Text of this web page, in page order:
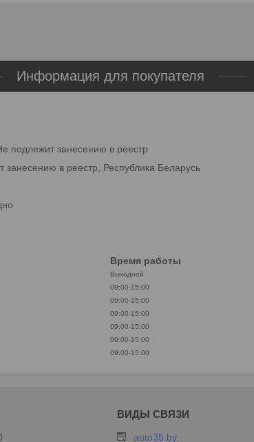
Информация для покупателя
подлежит занесению в реестр
в реестр, Республика Беларусь
Время работы
Выходной
09:00-15:00
09:00-15:00
09:00-15:00
09:00-15:00
09:00-15:00
09:00-15:00
auto35.by